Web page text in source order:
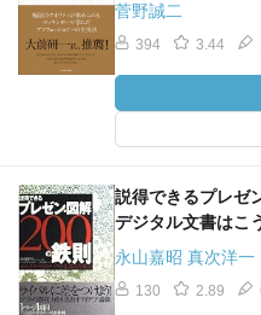
菅野誠二
394 3.44
説得できるプレゼ
デジタル文書はこ
永山嘉昭 真次洋
130 2.89